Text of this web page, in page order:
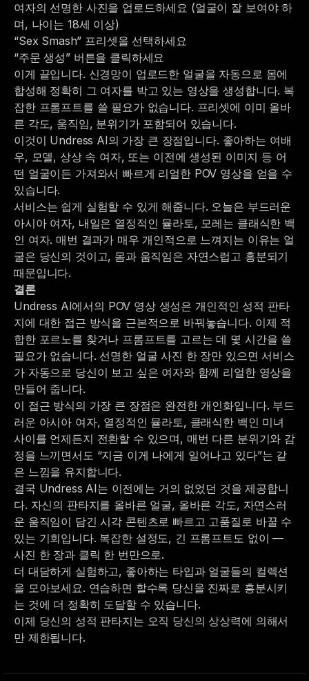
여자의 선명한 사진을 업로드하세요 (얼굴이 잘 보여야 하
며, 나이는 18세 이상)
“Sex Smash” 프리셋을 선택하세요
“주문 생성” 버튼을 클릭하세요
이게 끝입니다. 신경망이 업로드한 얼굴을 자동으로 몸에
합성해 정확히 그 여자를 박고 있는 영상을 생성합니다. 복
잡한 프롬프트를 쓸 필요가 없습니다. 프리셋에 이미 올바
른 각도, 움직임, 분위기가 포함되어 있습니다.
이것이 Undress AI의 가장 큰 장점입니다. 좋아하는 여배
우, 모델, 상상 속 여자, 또는 이전에 생성된 이미지 등 어
떤 얼굴이든 가져와서 빠르게 리얼한 POV 영상을 얻을 수
있습니다.
서비스는 쉽게 실험할 수 있게 해줍니다. 오늘은 부드러운
아시아 여자, 내일은 열정적인 뮬라토, 모레는 클래식한 백
인 여자. 매번 결과가 매우 개인적으로 느껴지는 이유는 얼
굴은 당신의 것이고, 몸과 움직임은 자연스럽고 흥분되기
때문입니다.
결론
Undress AI에서의 POV 영상 생성은 개인적인 성적 판타
지에 대한 접근 방식을 근본적으로 바꿔놓습니다. 이제 적
합한 포르노를 찾거나 프롬프트를 고르는 데 몇 시간을 쓸
필요가 없습니다. 선명한 얼굴 사진 한 장만 있으면 서비스
가 자동으로 당신이 보고 싶은 여자와 함께 리얼한 영상을
만들어 줍니다.
이 접근 방식의 가장 큰 장점은 완전한 개인화입니다. 부드
러운 아시아 여자, 열정적인 뮬라토, 클래식한 백인 미녀
사이를 언제든지 전환할 수 있으며, 매번 다른 분위기와 감
정을 느끼면서도 “지금 이게 나에게 일어나고 있다”는 같
은 느낌을 유지합니다.
결국 Undress AI는 이전에는 거의 없었던 것을 제공합니
다. 자신의 판타지를 올바른 얼굴, 올바른 각도, 자연스러
운 움직임이 담긴 시각 콘텐츠로 빠르고 고품질로 바꿀 수
있는 기회입니다. 복잡한 설정도, 긴 프롬프트도 없이 —
사진 한 장과 클릭 한 번만으로.
더 대담하게 실험하고, 좋아하는 타입과 얼굴들의 컬렉션
을 모아보세요. 연습하면 할수록 당신을 진짜로 흥분시키
는 것에 더 정확히 도달할 수 있습니다.
이제 당신의 성적 판타지는 오직 당신의 상상력에 의해서
만 제한됩니다.